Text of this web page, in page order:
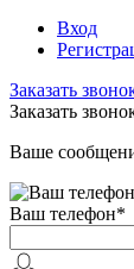
Вход
Заказать
Заказать
Ваше
Ваш телефон*